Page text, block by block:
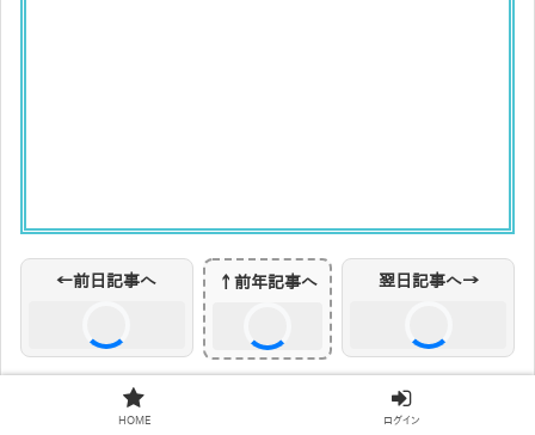
前日・翌日リンクを読み込み中...
←前日記事へ ↑前年記事へ 翌日記事へ→
HOME ログイン